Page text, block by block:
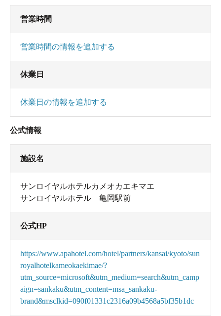
営業時間
営業時間の情報を追加する
休業日
休業日の情報を追加する
公式情報
施設名
サンロイヤルホテルカメオカエキマエ
サンロイヤルホテル 亀岡駅前
公式HP
https://www.apahotel.com/hotel/partners/kansai/kyoto/sun
royalhotelkameokaekimae/?
utm_source=microsoft&utm_medium=search&utm_camp
aign=sankaku&utm_content=msa_sankaku-
brand&msclkid=090f01331c2316a09b4568a5bf35b1dc